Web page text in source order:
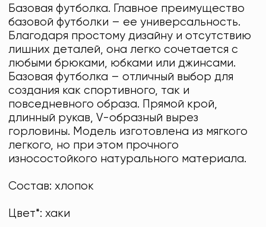
Базовая футболка. Главное преимущество
базовой футболки – ее универсальность.
Благодаря простому дизайну и отсутствию
лишних деталей, она легко сочетается с
любыми брюками, юбками или джинсами.
Базовая футболка – отличный выбор для
создания как спортивного, так и
повседневного образа. Прямой крой,
длинный рукав, V-образный вырез
горловины. Модель изготовлена из мягкого
легкого, но при этом прочного
износостойкого натурального материала.
Состав: хлопок
Цвет*: хаки